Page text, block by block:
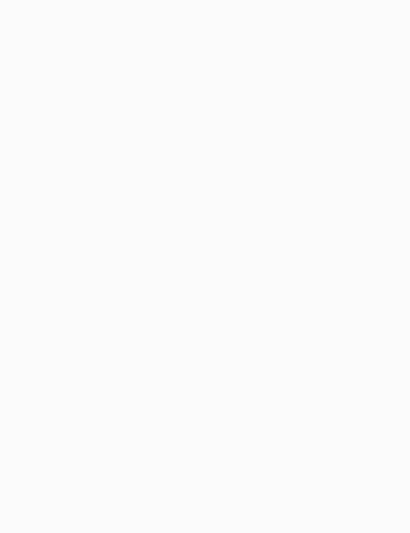
op de samenwerking en kunnen